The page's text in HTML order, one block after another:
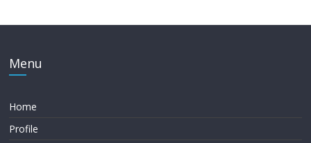
Menu
Home
Profile